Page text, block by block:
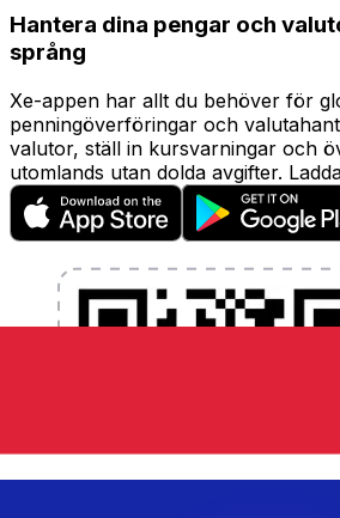
Hantera dina pengar och
språng
Xe-appen har allt du behöver för
penningöverföringar och
valutor, ställ in kursvarningar och
utomlands utan dolda avgifter.